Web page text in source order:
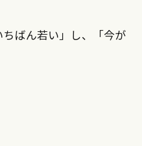
ばん若い」し、「今が